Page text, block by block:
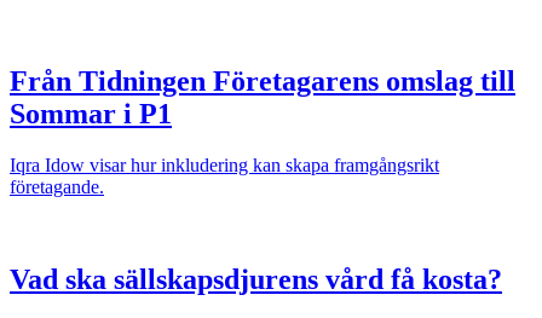
Från Tidningen Företagarens omslag till
Sommar i P1
Iqra Idow visar hur inkludering kan skapa framgångsrikt
företagande.
Vad ska sällskapsdjurens vård få kosta?